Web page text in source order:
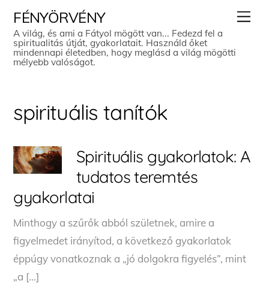
content
FÉNYÖRVÉNY
A világ, és ami a Fátyol mögött van... Fedezd fel a
spiritualitás útját, gyakorlatait. Használd őket
mindennapi életedben, hogy meglásd a világ mögötti
mélyebb valóságot.
spirituális tanítók
Spirituális gyakorlatok: A
tudatos teremtés
gyakorlatai
Minthogy a szűrők abból születnek, amire a
figyelmedet irányítod, a következő gyakorlatok
éppúgy vonatkoznak a „jó dolgokra figyelés”, mint
„a […]